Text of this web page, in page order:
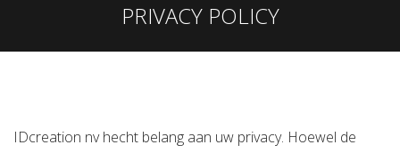
PRIVACY POLICY
IDcreation nv hecht belang aan uw privacy. Hoewel de